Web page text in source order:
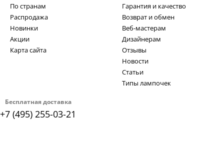
Бесплатная доставка
+7 (495) 255-03-21
По странам
Распродажа
Новинки
Акции
Карта сайта
Гарантия и качество
Возврат и обмен
Веб-мастерам
Дизайнерам
Отзывы
Новости
Статьи
Типы лампочек